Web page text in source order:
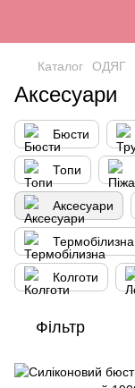
Каталог ОДЯГ
Аксесуари
Бюсти
Топи
Аксесуари
Термобілизна
Колготи
Фільтр